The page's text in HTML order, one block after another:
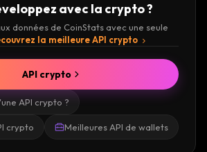
avec la crypto ?
données de CoinStats avec une seule
la meilleure API crypto
API crypto ?
crypto Meilleures API de wallets
API crypto